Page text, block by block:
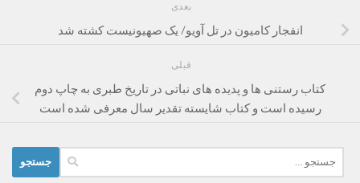
بعدی
انفجار کامیون در تل آویو/ یک صهیونیست کشته شد
قبلی
کتاب رستنی ها و پدیده های نباتی در تاریخ طبری به چاپ دوم
رسیده است و کتاب شایسته تقدیر سال معرفی شده است
برای: